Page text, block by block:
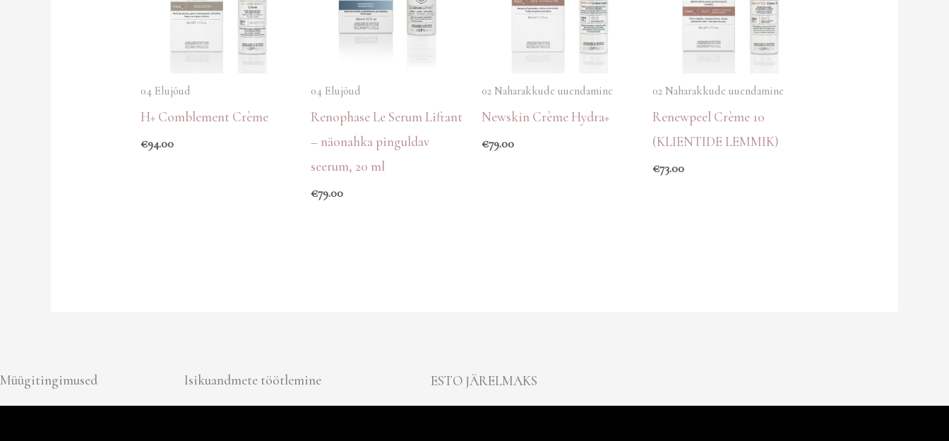
04 Elujõud
H+ Comblement Crème
€94.00
04 Elujõud
Renophase Le Serum Liftant
– näonahka pinguldav
seerum, 20 ml
€79.00
02 Naharakkude uuendamine
Newskin Crème Hydra+
€79.00
02 Naharakkude uuendamine
Renewpeel Crème 10
(KLIENTIDE LEMMIK)
€73.00
Müügitingimused Isikuandmete töötlemine ESTO JÄRELMAKS